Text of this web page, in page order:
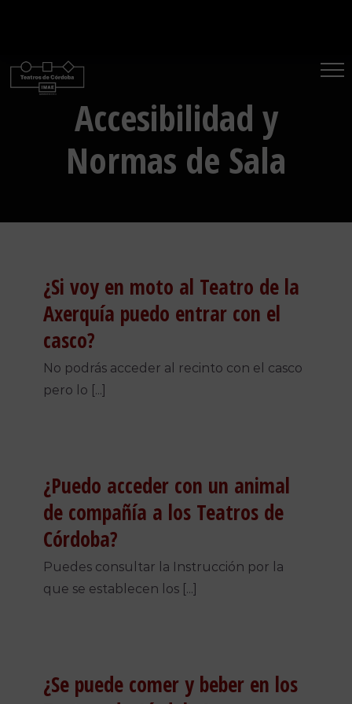
Accesibilidad y
Normas de Sala
¿Si voy en moto al Teatro de la
Axerquía puedo entrar con el
casco?
No podrás acceder al recinto con el casco
pero lo [...]
¿Puedo acceder con un animal
de compañía a los Teatros de
Córdoba?
Puedes consultar la Instrucción por la
que se establecen los [...]
¿Se puede comer y beber en los